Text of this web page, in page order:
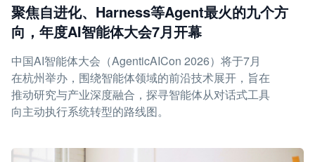
聚焦自进化、Harness等Agent最火的九个方
向，年度AI智能体大会7月开幕
中国AI智能体大会（AgenticAICon 2026）将于7月
在杭州举办，围绕智能体领域的前沿技术展开，旨在
推动研究与产业深度融合，探寻智能体从对话式工具
向主动执行系统转型的路线图。